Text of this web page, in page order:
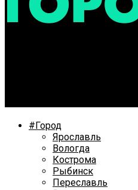
#Город
Ярославль
Вологда
Кострома
Рыбинск
Переславль